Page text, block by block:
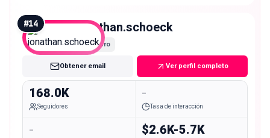
#14 jonathan.schoeck
Macro
Obtener email Ver perfil completo
168.0K
Seguidores
-
Tasa de interacción
- $2.6K-5.7K